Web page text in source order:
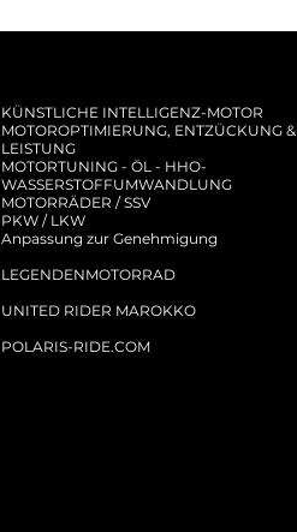
KÜNSTLICHE INTELLIGENZ-MOTOR
MOTOROPTIMIERUNG, ENTZÜCKUNG &
LEISTUNG
MOTORTUNING - ÖL - HHO-
WASSERSTOFFUMWANDLUNG
MOTORRÄDER / SSV
PKW / LKW
Anpassung zur Genehmigung
LEGENDENMOTORRAD
UNITED RIDER MAROKKO
POLARIS-RIDE.COM